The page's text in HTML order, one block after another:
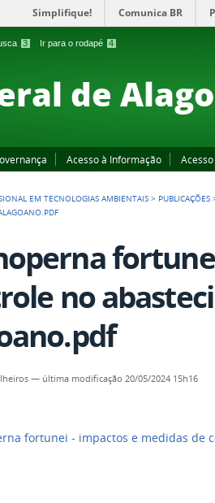
3 Ir para o rodapé 4
Simplifique! Comunica BR
de
Acesso à Informação
EM TECNOLOGIAS AMBIENTAIS > PUBLICAÇÕES
no
— última modificação 20/05/2024 15h16
fortunei - impactos e medidas de